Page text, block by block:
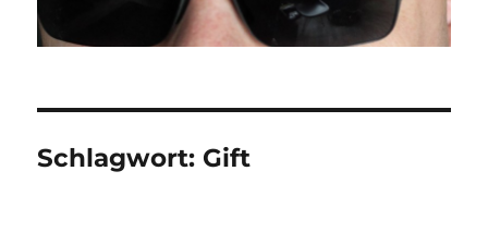
Schlagwort: Gift